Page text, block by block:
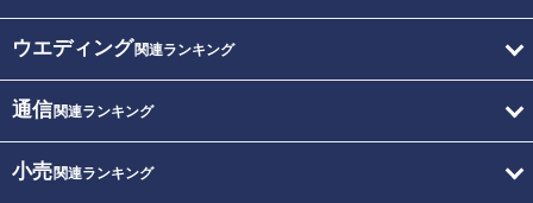
ウエディング関連ランキング
通信関連ランキング
小売関連ランキング